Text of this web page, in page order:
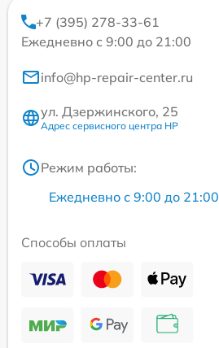
+7 (395) 278-33-61
Ежедневно с 9:00 до 21:00
info@hp-repair-center.ru
ул. Дзержинского, 25
Адрес сервисного центра HP
Режим работы:
Ежедневно с 9:00 до 21:00
Способы оплаты